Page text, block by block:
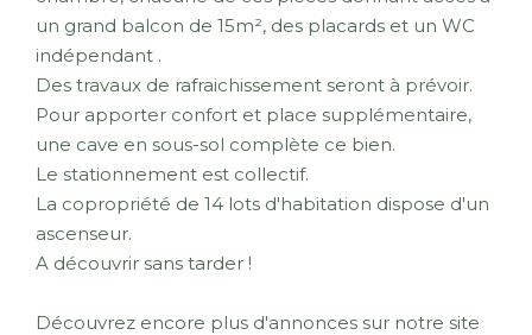
un grand balcon de 15m², des placards et un WC
indépendant .
Des travaux de rafraichissement seront à prévoir.
Pour apporter confort et place supplémentaire,
une cave en sous-sol complète ce bien.
Le stationnement est collectif.
La copropriété de 14 lots d'habitation dispose d'un
ascenseur.
A découvrir sans tarder !
Découvrez encore plus d'annonces sur notre site